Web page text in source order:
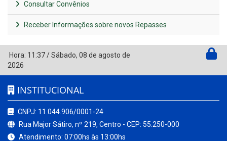
Consultar Convênios
Receber Informações sobre novos Repasses
Hora: 11:37/Sábado, 08 de agosto de
2026
INSTITUCIONAL
CNPJ: 11.044.906/0001-24
Rua Major Sátiro, nº 219, Centro - CEP: 55.250-000
Atendimento: 07:00hs às 13:00hs